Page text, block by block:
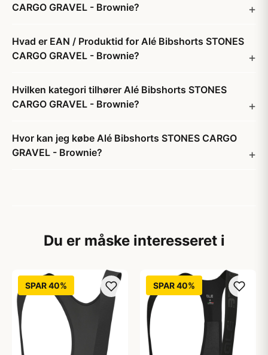
CARGO GRAVEL - Brownie?
Hvad er EAN / Produktid for Alé Bibshorts STONES
CARGO GRAVEL - Brownie?
Hvilken kategori tilhører Alé Bibshorts STONES
CARGO GRAVEL - Brownie?
Hvor kan jeg købe Alé Bibshorts STONES CARGO
GRAVEL - Brownie?
Du er måske interesseret i
SPAR 40% SPAR 40%